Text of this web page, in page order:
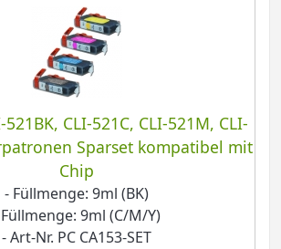
CLI-521C, CLI-521M, CLI-
Sparset kompatibel mit
Chip
- Füllmenge: 9ml (BK)
9ml (C/M/Y)
- Art-Nr. PC CA153-SET